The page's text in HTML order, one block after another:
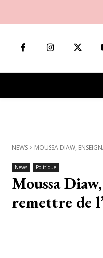
NEWS MOUSSA DIAW,
News Politique
Moussa
remettre de